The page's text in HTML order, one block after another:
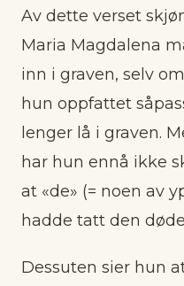
Av dette verset
Maria Magdalena
inn i graven, selv
hun oppfattet
lenger lå i graven.
har hun ennå ikke
at «de» (= noen av
hadde tatt den
Dessuten sier hun